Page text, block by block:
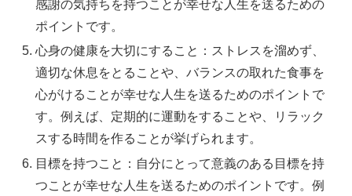
感謝の気持ちを持つことが幸せな人生を送るための
ポイントです。
心身の健康を大切にすること：ストレスを溜めず、
適切な休息をとることや、バランスの取れた食事を
心がけることが幸せな人生を送るためのポイントで
す。例えば、定期的に運動をすることや、リラック
スする時間を作ることが挙げられます。
目標を持つこと：自分にとって意義のある目標を持
つことが幸せな人生を送るためのポイントです。例